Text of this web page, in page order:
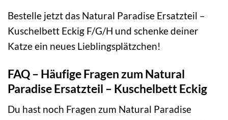
Bestelle jetzt das Natural Paradise Ersatzteil –
Kuschelbett Eckig F/G/H und schenke deiner
Katze ein neues Lieblingsplätzchen!
FAQ – Häufige Fragen zum Natural
Paradise Ersatzteil – Kuschelbett Eckig
Du hast noch Fragen zum Natural Paradise